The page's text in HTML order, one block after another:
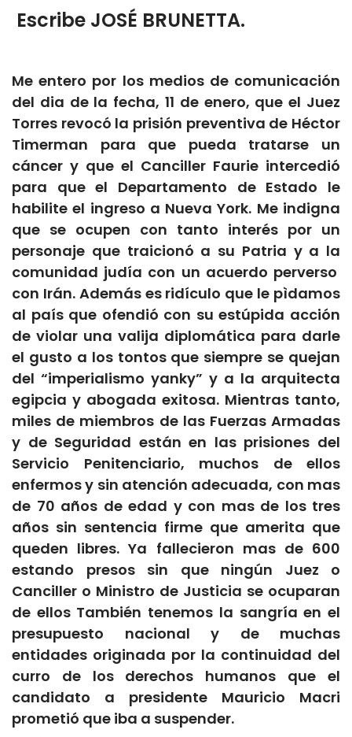
Escribe JOSÉ BRUNETTA.
Me entero por los medios de comunicación
del dia de la fecha, 11 de enero, que el Juez
Torres revocó la prisión preventiva de Héctor
Timerman para que pueda tratarse un
cáncer y que el Canciller Faurie intercedió
para que el Departamento de Estado le
habilite el ingreso a Nueva York. Me indigna
que se ocupen con tanto interés por un
personaje que traicionó a su Patria y a la
comunidad judía con un acuerdo perverso
con Irán. Además es ridículo que le pìdamos
al país que ofendió con su estúpida acción
de violar una valija diplomática para darle
el gusto a los tontos que siempre se quejan
del “imperialismo yanky” y a la arquitecta
egipcia y abogada exitosa. Mientras tanto,
miles de miembros de las Fuerzas Armadas
y de Seguridad están en las prisiones del
Servicio Penitenciario, muchos de ellos
enfermos y sin atención adecuada, con mas
de 70 años de edad y con mas de los tres
años sin sentencia firme que amerita que
queden libres. Ya fallecieron mas de 600
estando presos sin que ningún Juez o
Canciller o Ministro de Justicia se ocuparan
de ellos También tenemos la sangría en el
presupuesto nacional y de muchas
entidades originada por la continuidad del
curro de los derechos humanos que el
candidato a presidente Mauricio Macri
prometió que iba a suspender.